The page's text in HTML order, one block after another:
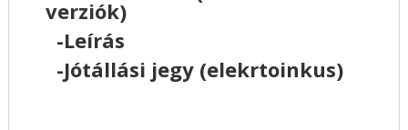
verziók)
-Leírás
-Jótállási jegy (elekrtoinkus)